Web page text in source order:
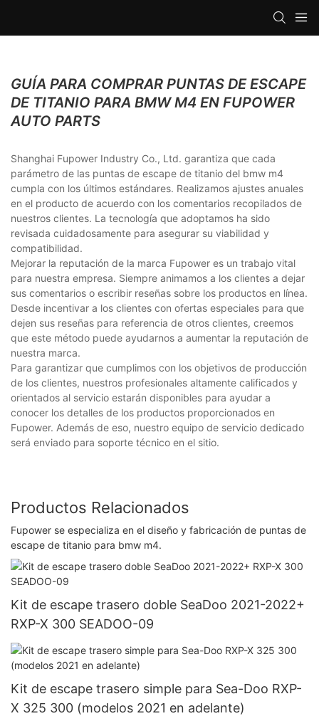
GUÍA PARA COMPRAR PUNTAS DE ESCAPE
DE TITANIO PARA BMW M4 EN FUPOWER
AUTO PARTS
Shanghai Fupower Industry Co., Ltd. garantiza que cada
parámetro de las puntas de escape de titanio del bmw m4
cumpla con los últimos estándares. Realizamos ajustes anuales
en el producto de acuerdo con los comentarios recopilados de
nuestros clientes. La tecnología que adoptamos ha sido
revisada cuidadosamente para asegurar su viabilidad y
compatibilidad.
Mejorar la reputación de la marca Fupower es un trabajo vital
para nuestra empresa. Siempre animamos a los clientes a dejar
sus comentarios o escribir reseñas sobre los productos en línea.
Desde incentivar a los clientes con ofertas especiales para que
dejen sus reseñas para referencia de otros clientes, creemos
que este método puede ayudarnos a aumentar la reputación de
nuestra marca.
Para garantizar que cumplimos con los objetivos de producción
de los clientes, nuestros profesionales altamente calificados y
orientados al servicio estarán disponibles para ayudar a
conocer los detalles de los productos proporcionados en
Fupower. Además de eso, nuestro equipo de servicio dedicado
será enviado para soporte técnico en el sitio.
Productos Relacionados
Fupower se especializa en el diseño y fabricación de puntas de
escape de titanio para bmw m4.
Kit de escape trasero doble SeaDoo 2021-2022+
RXP-X 300 SEADOO-09
Kit de escape trasero simple para Sea-Doo RXP-
X 325 300 (modelos 2021 en adelante)